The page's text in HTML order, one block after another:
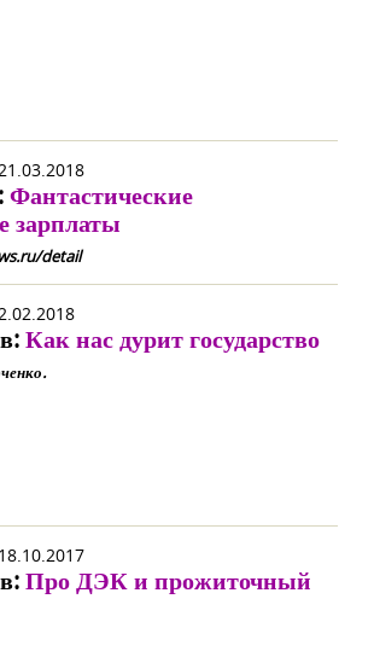
Фантастические
зарплаты
detail
Как нас дурит государство
Про ДЭК и прожиточный